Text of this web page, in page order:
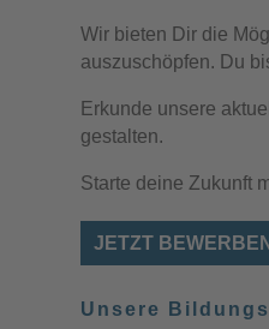
Wir bieten Dir die
auszuschöpfen. Du
Erkunde unsere
gestalten.
Starte deine Zukunft
JETZT BEWERBEN
Unsere